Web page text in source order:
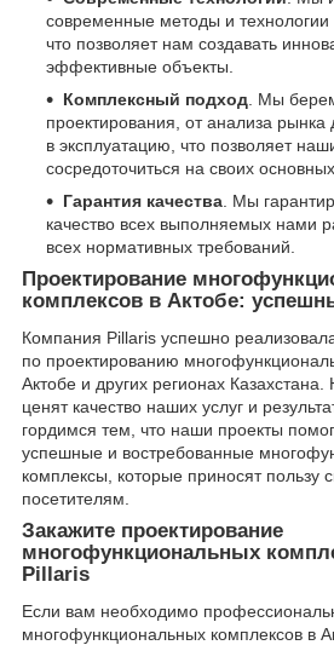
современные методы и технологии
что позволяет нам создавать
эффективные объекты.
Комплексный подход. Мы
проектирования, от анализа рынка
в эксплуатацию, что позволяет
сосредоточиться на своих
Гарантия качества. Мы
качество всех выполняемых нами
всех нормативных требований.
Проектирование
комплексов в Актобе:
Компания Pillaris успешно
по проектированию
Актобе и других регионах
ценят качество наших услуг и
гордимся тем, что наши проекты
успешные и востребованные
комплексы, которые приносят пользу
посетителям.
Закажите проектирование
многофункциональных
Pillaris
Если вам необходимо
многофункциональных комплексов в